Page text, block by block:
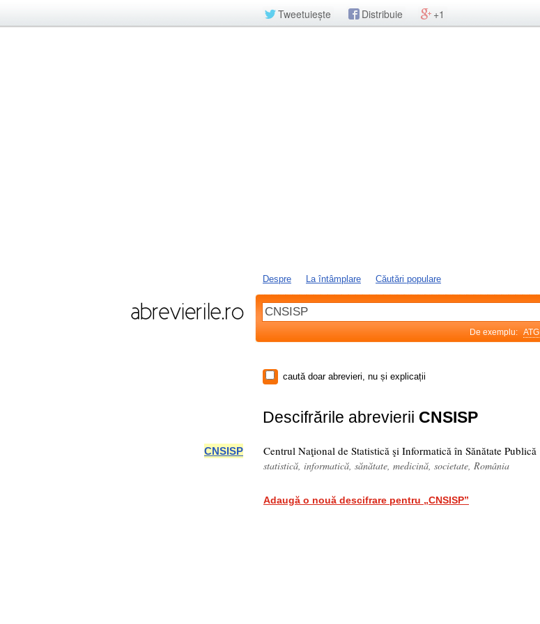
Tweetuiește Distribuie +1
Despre La întâmplare Căutări populare
De exemplu: ATG
caută doar abrevieri, nu și explicații
Descifrările abrevierii CNSISP
CNSISP Centrul Naţional de Statistică şi Informatică în Sănătate Publică
statistică, informatică, sănătate, medicină, societate, România
Adaugă o nouă descifrare pentru „CNSISP”